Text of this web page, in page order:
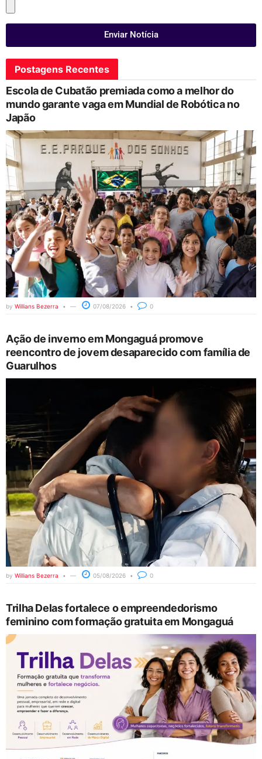
Enviar Notícia
Postagens Recentes
Escola de Cubatão premiada como a melhor do
mundo garante vaga em Mundial de Robótica no
Japão
by Willians Bezerra 07/08/2026 0
Ação de inverno em Mongaguá promove
reencontro de jovem desaparecido com família de
Guarulhos
by Willians Bezerra 05/08/2026 0
Trilha Delas fortalece o empreendedorismo
feminino com formação gratuita em Mongaguá